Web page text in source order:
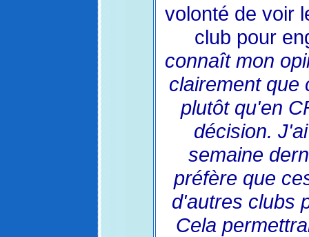
volonté de voir
club pour
connaît mon
clairement que
plutôt qu'en
décision.
semaine
préfère que
d'autres clubs
Cela